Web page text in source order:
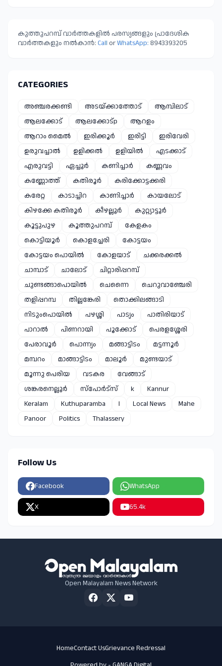
കുത്തുപറമ്പ് വാർത്തകളിൽ പരസ്യങ്ങളും പ്രാദേശിക
വാർത്തകളും നൽകാൻ: Call orWhatsApp: 8943393205
CATEGORIES
അഞ്ചരക്കണ്ടി അടയ്ക്കാത്തോട്
ആമ്പിലാട്
ആലക്കോട്
ആലക്കോട്p
ആറളം
ആറാം മൈൽ
ഇരിക്കൂർ ഇരിട്ടി
ഇരിവേരി
ഉരുവച്ചാൽ
ഉളിക്കൽ ഉളിയിൽ
എടക്കാട്
എരുവട്ടി
ഏച്ചൂർ കണിച്ചാർ
കണ്ണവം
കണ്ണോത്ത്
കതിരൂർ
കരിക്കോട്ടക്കരി
കരേറ്റ
കാടാച്ചിറ കാണിച്ചാർ
കായലോട്
കിഴക്കേ കതിരൂർ
കീഴല്ലൂർ
കുറ്റ്യാട്ടൂർ
കൂട്ടുപുഴ
കൂത്തുപറമ്പ്
കേളകം
കൊട്ടിയൂർ
കൊളച്ചേരി
കോട്ടയം
കോട്ടയം പൊയിൽ
കോളയാട്
ചക്കരക്കൽ
ചാമ്പാട്
ചാലോട്
ചിറ്റാരിപ്പറമ്പ്
ചുണ്ടങ്ങാപൊയിൽ
ചെന്നൈ
ചെറുവാഞ്ചേരി
തളിപ്പറമ്പ
തില്ലങ്കേരി
തൊക്കിലങ്ങാടി
നിടുംപൊയിൽ
പഴശ്ശി പാട്യം
പാതിരിയാട്
പാറാൽ
പിണറായി പൂക്കോട്
പെരളശ്ശേരി
പേരാവൂർ
പൊന്ന്യം മങ്ങാട്ടിടം
മട്ടന്നൂർ
മമ്പറം
മാങ്ങാട്ടിടം മാലൂർ
മുണ്ടയാട്
മൂന്നു പെരിയ
വടകര
വേങ്ങാട്
ശങ്കരനെല്ലൂർ
സ്പോർട്സ് k
Kannur
Keralam
Kuthuparamba l Local News
Mahe
Panoor
Politics Thalassery
Follow Us
Facebook WhatsApp
X 65.4k
Open Malayalam News Network
HomeContact UsGrievance Redressal